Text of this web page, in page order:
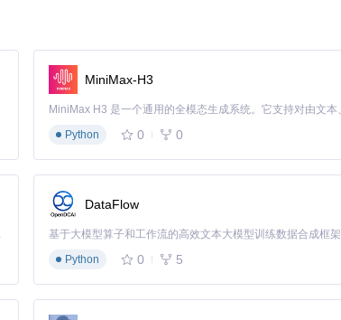
。
了互动性和现实感。
更完善的地图体验。
MiniMax-H3
Python
0 0
上下文窗口。
DataFlow
基于大模型算子和工作流的高效文本大模型训练数据合成框架
Python
0 5